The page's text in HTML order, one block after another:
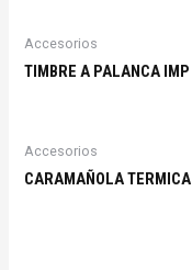
Accesorios
TIMBRE A PALANCA IMP
Accesorios
CARAMAÑOLA TERMICA